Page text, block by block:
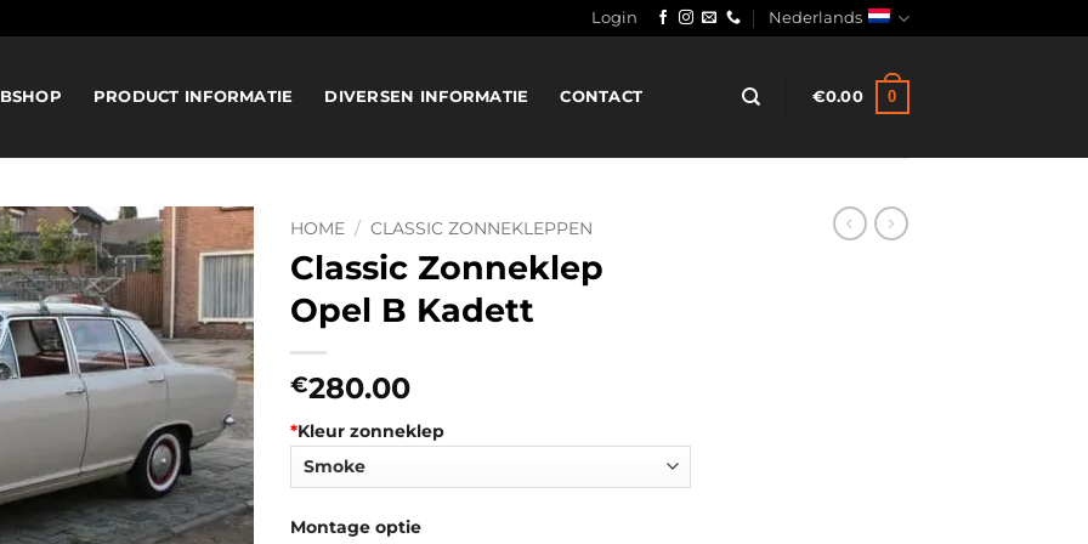
Login Nederlands
PRODUCT INFORMATIE DIVERSEN INFORMATIE CONTACT €0.00 0
HOME / CLASSIC ZONNEKLEPPEN
Classic Zonneklep
Opel B Kadett
€280.00
*Kleur zonneklep
Montage optie